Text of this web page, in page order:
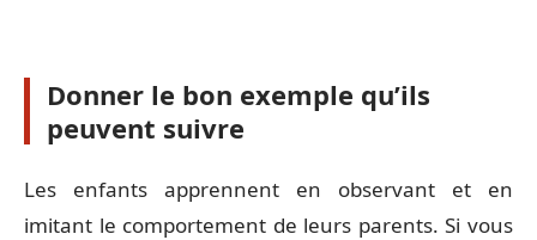
Donner le bon exemple qu’ils
peuvent suivre
Les enfants apprennent en observant et en
imitant le comportement de leurs parents. Si vous